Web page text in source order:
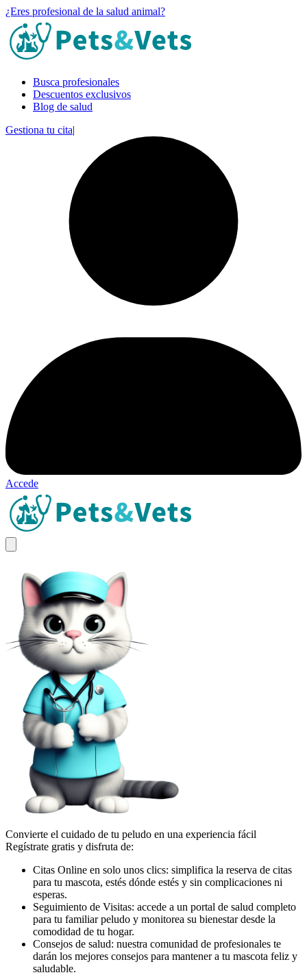
¿Eres profesional de la salud animal?
Busca profesionales
Descuentos exclusivos
Blog de salud
Gestiona tu cita|
Accede
Convierte el cuidado de tu peludo en una experiencia fácil
Regístrate gratis y disfruta de:
Citas Online en solo unos clics: simplifica la reserva de citas
para tu mascota, estés dónde estés y sin complicaciones ni
esperas.
Seguimiento de Visitas: accede a un portal de salud completo
para tu familiar peludo y monitorea su bienestar desde la
comodidad de tu hogar.
Consejos de salud: nuestra comunidad de profesionales te
darán los mejores consejos para mantener a tu mascota feliz y
saludable.